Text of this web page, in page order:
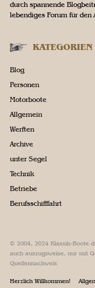
durch spannende
lebendiges Forum für den
KATEGORIEN
Blog
Personen
Motorboote
Allgemein
Werften
Archive
unter Segel
Technik
Betriebe
Berufsschifffahrt
© 2004, 2024 Klassik-
auch auszugsweise, nur mit
Quellennachweis.
Herzlich Willkommen!